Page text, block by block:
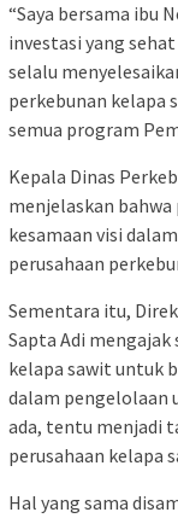
“Saya bersama ibu
investasi yang
selalu
perkebunan kelapa
semua program
Kepala Dinas
menjelaskan
kesamaan visi
perusahaan
Sementara itu,
Sapta Adi mengajak
kelapa sawit untuk
dalam pengelolaan
ada, tentu menjadi
perusahaan kelapa
Hal yang sama